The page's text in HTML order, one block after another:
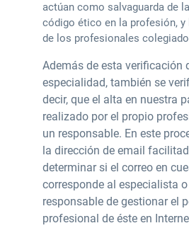
actúan como salvaguarda de
código ético en la profesión, y
de los profesionales
Además de esta verificación
especialidad, también se
decir, que el alta en nuestra
realizado por el propio
un responsable. En este
la dirección de email
determinar si el correo en
corresponde al especialista
responsable de gestionar el
profesional de éste en